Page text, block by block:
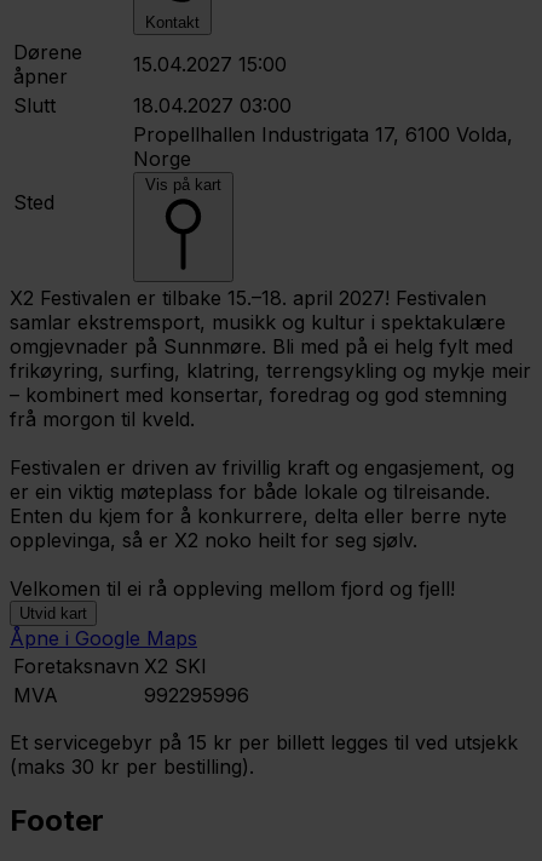
Kontakt
Dørene
åpner
15.04.2027 15:00
Slutt
18.04.2027 03:00
Sted
Propellhallen Industrigata 17, 6100 Volda,
Norge
Vis på kart
X2 Festivalen er tilbake 15.–18. april 2027! Festivalen
samlar ekstremsport, musikk og kultur i spektakulære
omgjevnader på Sunnmøre. Bli med på ei helg fylt med
frikøyring, surfing, klatring, terrengsykling og mykje meir
– kombinert med konsertar, foredrag og god stemning
frå morgon til kveld.
Festivalen er driven av frivillig kraft og engasjement, og
er ein viktig møteplass for både lokale og tilreisande.
Enten du kjem for å konkurrere, delta eller berre nyte
opplevinga, så er X2 noko heilt for seg sjølv.
Velkomen til ei rå oppleving mellom fjord og fjell!
Utvid kart
Åpne i Google Maps
Foretaksnavn X2 SKI
MVA
992295996
Et servicegebyr på 15 kr per billett legges til ved utsjekk
(maks 30 kr per bestilling).
Footer